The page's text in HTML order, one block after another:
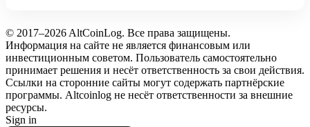
© 2017–2026 AltCoinLog. Все права защищены.
Информация на сайте не является финансовым или
инвестиционным советом. Пользователь самостоятельно
принимает решения и несёт ответственность за свои действия.
Ссылки на сторонние сайты могут содержать партнёрские
программы. Altcoinlog не несёт ответственности за внешние
ресурсы.
Sign in